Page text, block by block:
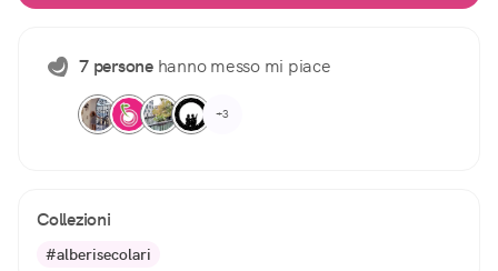
7 personehanno messo mi piace
+3
Collezioni
#alberisecolari